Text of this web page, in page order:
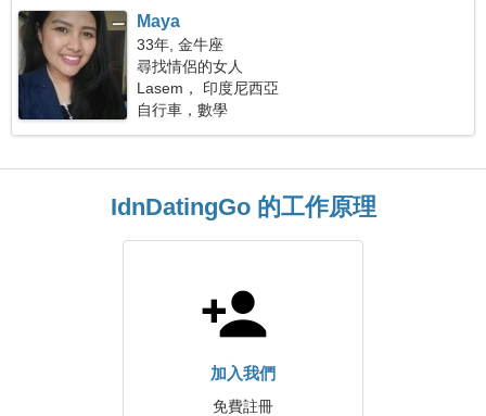
Maya
33年, 金牛座
尋找情侶的女人
Lasem， 印度尼西亞
自行車，數學
IdnDatingGo 的工作原理
加入我們
免費註冊